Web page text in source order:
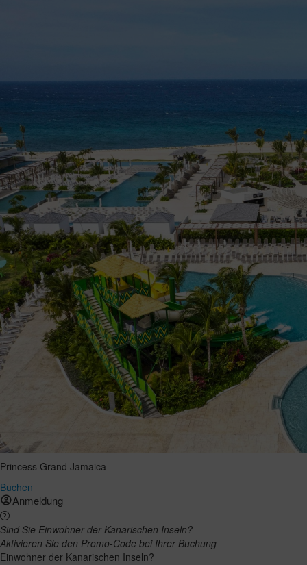
Princess Grand Jamaica
Buchen
Anmeldung
Sind Sie Einwohner der Kanarischen Inseln?
Aktivieren Sie den Promo-Code bei Ihrer Buchung
Einwohner der Kanarischen Inseln?